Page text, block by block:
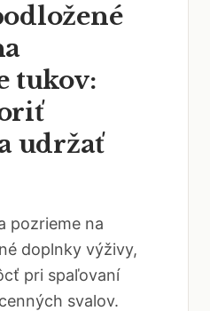
tukov:
udržať
pozrieme na
doplnky výživy,
pri spaľovaní
svalov.